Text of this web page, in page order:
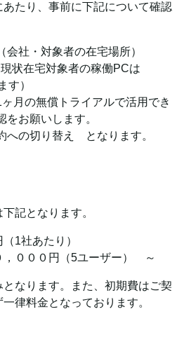
たり、事前に下記について確認
会社・対象者の在宅場所）
状在宅対象者の稼働PCは
す）
ヶ月の無償トライアルで活用でき
をお願いします。
への切り替え となります。
記となります。
1社あたり）
，０００円（5ユーザー） ～
となります。また、初期費はご契
律料金となっております。